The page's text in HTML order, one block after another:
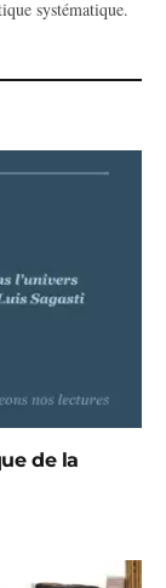
systématique.
de la